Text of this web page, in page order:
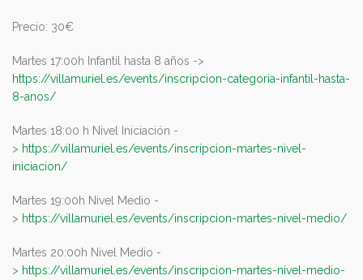
Precio: 30€
Martes 17:00h Infantil hasta 8 años ->
https://villamuriel.es/events/inscripcion-categoria-infantil-hasta-
8-anos/
Martes 18:00 h Nivel Iniciación -
> https://villamuriel.es/events/inscripcion-martes-nivel-
iniciacion/
Martes 19:00h Nivel Medio -
> https://villamuriel.es/events/inscripcion-martes-nivel-medio/
Martes 20:00h Nivel Medio -
> https://villamuriel.es/events/inscripcion-martes-nivel-medio-